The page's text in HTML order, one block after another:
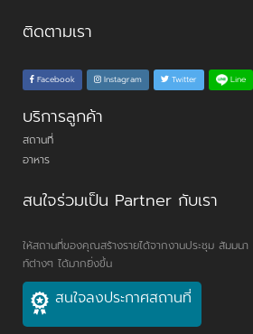
ติดตามเรา
Facebook Instagram Twitter Line
บริการลูกค้า
สถานที่
อาหาร
สนใจร่วมเป็น Partner กับเรา
ให้สถานที่ของคุณสร้างรายได้จากงานประชุม สัมมน
ท์ต่างๆ ได้มากยิ่งขึ้น
สนใจลงประกาศสถานที่